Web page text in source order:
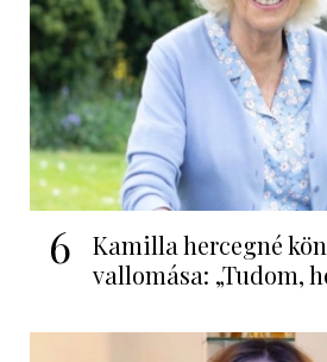
6
Kamilla hercegné
vallomása: „Tudom,